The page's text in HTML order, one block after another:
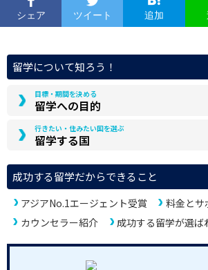
シェア ツイート 追加
留学について知ろう！
目標・期間を決める
留学への目的
行きたい・住みたい国を選ぶ
留学する国
成功する留学だからできること
アジアNo.1エージェント受賞
料金とサ
カウンセラー紹介
成功する留学が選ば